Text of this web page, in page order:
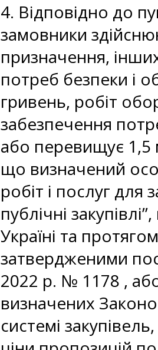
4. Відповідно до
замовники
призначення,
потреб безпеки і
гривень, робіт
забезпечення
або перевищує 1,5
що визначений
робіт і послуг
публічні
Україні та
затвердженими
2022 р. № 1178 ,
визначених
системі